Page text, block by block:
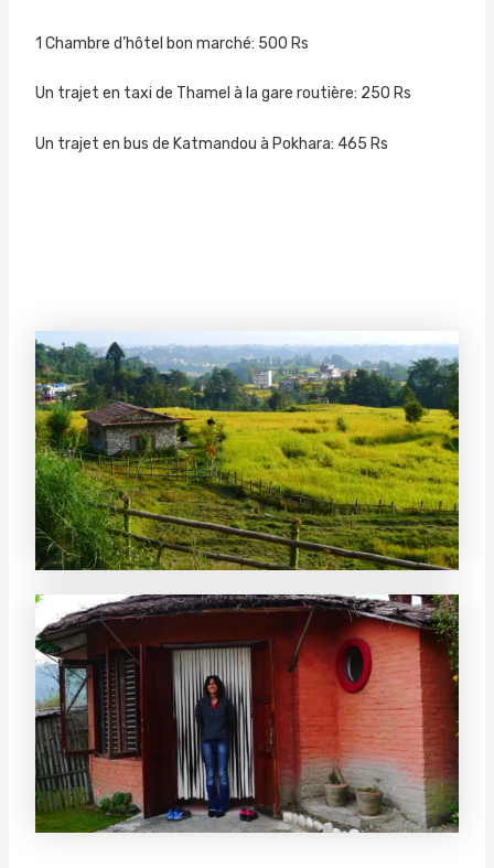
1 Chambre d’hôtel bon marché: 500 Rs
Un trajet en taxi de Thamel à la gare routière: 250 Rs
Un trajet en bus de Katmandou à Pokhara: 465 Rs